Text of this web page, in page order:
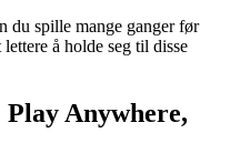
du spille mange ganger før
å holde seg til disse
Anywhere,